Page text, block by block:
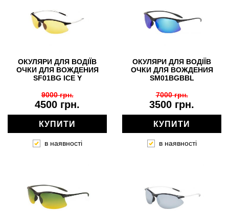
ОКУЛЯРИ ДЛЯ ВОДІЇВ
ОЧКИ ДЛЯ ВОЖДЕНИЯ
SF01BG ICE Y
4500 грн.
9000 грн.
КУПИТИ
в наявності
ОКУЛЯРИ ДЛЯ ВОДІЇВ
ОЧКИ ДЛЯ ВОЖДЕНИЯ
SM01BGBBL
3500 грн.
7000 грн.
КУПИТИ
в наявності